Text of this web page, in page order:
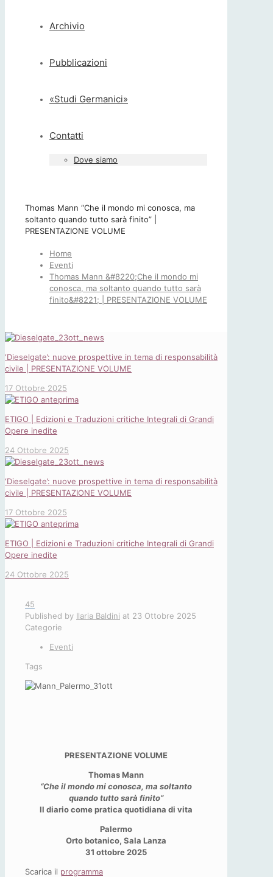
Archivio
Pubblicazioni
«Studi Germanici»
Contatti
Dove siamo
Thomas Mann “Che il mondo mi conosca, ma
soltanto quando tutto sarà finito” |
PRESENTAZIONE VOLUME
Home
Eventi
Thomas Mann &#8220;Che il mondo mi
conosca, ma soltanto quando tutto sarà
finito&#8221; | PRESENTAZIONE VOLUME
‘Dieselgate’: nuove prospettive in tema di responsabilità
civile | PRESENTAZIONE VOLUME
17 Ottobre 2025
ETIGO | Edizioni e Traduzioni critiche Integrali di Grandi
Opere inedite
24 Ottobre 2025
‘Dieselgate’: nuove prospettive in tema di responsabilità
civile | PRESENTAZIONE VOLUME
17 Ottobre 2025
ETIGO | Edizioni e Traduzioni critiche Integrali di Grandi
Opere inedite
24 Ottobre 2025
45
Published by Ilaria Baldini at 23 Ottobre 2025
Categorie
Eventi
Tags
PRESENTAZIONE VOLUME
Thomas Mann
“Che il mondo mi conosca, ma soltanto
quando tutto sarà finito”
Il diario come pratica quotidiana di vita
Palermo
Orto botanico, Sala Lanza
31 ottobre 2025
Scarica il programma